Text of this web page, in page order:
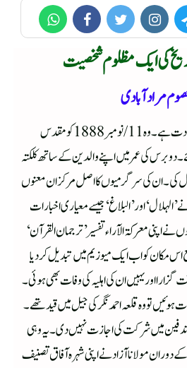
کی ایک مظلوم شخصیت
مرادآبادی
آج مولانا ابوالکلام آزاد کا یوم ولادت ہے۔ وہ 11/نومبر 1888کو مقدس
دوبرس کی عمر میں اپنے والدین کے ساتھ کلکتہ
کی۔ ان کی سرگرمیوں کا اصل مرکز ان معنوں
’الہلال‘ اور ’البلا غ‘ جیسے معیاری اخبارات
نے اپنی معرکۃ الآراء تفسیر ’ترجمان القرآن‘
اس مکان کو اب ایک میوزیم میں تبدیل کردیا
اور یہیں ان کی اہلیہ کی وفات بھی ہوئی۔
ہوئیں تووہ قلعہ احمد نگر کی جیل میں قید تھے۔
تدفین میں شرکت کی اجازت نہیں دی۔ یہ وہی
دوران مولانا آزاد نے اپنی شہرہ آفاق تصنیف